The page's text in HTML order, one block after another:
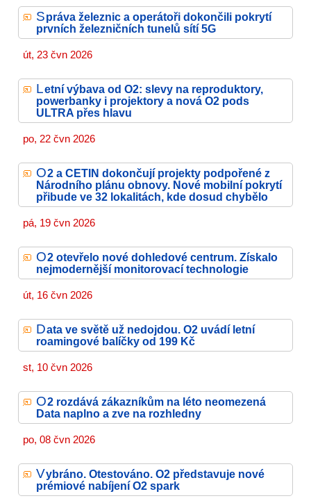
Správa železnic a operátoři dokončili pokrytí
prvních železničních tunelů sítí 5G
út, 23 čvn 2026
Letní výbava od O2: slevy na reproduktory,
powerbanky i projektory a nová O2 pods
ULTRA přes hlavu
po, 22 čvn 2026
O2 a CETIN dokončují projekty podpořené z
Národního plánu obnovy. Nové mobilní pokrytí
přibude ve 32 lokalitách, kde dosud chybělo
pá, 19 čvn 2026
O2 otevřelo nové dohledové centrum. Získalo
nejmodernější monitorovací technologie
út, 16 čvn 2026
Data ve světě už nedojdou. O2 uvádí letní
roamingové balíčky od 199 Kč
st, 10 čvn 2026
O2 rozdává zákazníkům na léto neomezená
Data naplno a zve na rozhledny
po, 08 čvn 2026
Vybráno. Otestováno. O2 představuje nové
prémiové nabíjení O2 spark